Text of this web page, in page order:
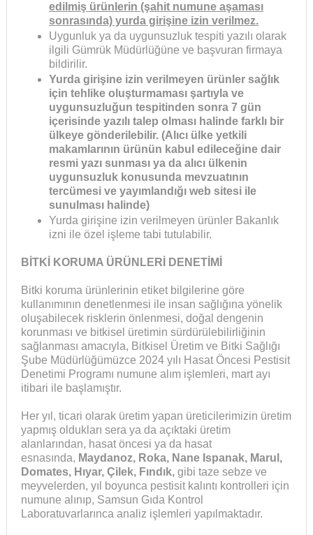
edilmiş ürünlerin (şahit numune aşaması
sonrasında) yurda girişine izin verilmez.
Uygunluk ya da uygunsuzluk tespiti yazılı olarak
ilgili Gümrük Müdürlüğüne ve başvuran firmaya
bildirilir.
Yurda girişine izin verilmeyen ürünler sağlık
için tehlike oluşturmaması şartıyla ve
uygunsuzluğun tespitinden sonra 7 gün
içerisinde yazılı talep olması halinde farklı bir
ülkeye gönderilebilir. (Alıcı ülke yetkili
makamlarının ürünün kabul edileceğine dair
resmi yazı sunması ya da alıcı ülkenin
uygunsuzluk konusunda mevzuatının
tercümesi ve yayımlandığı web sitesi ile
sunulması halinde)
Yurda girişine izin verilmeyen ürünler Bakanlık
izni ile özel işleme tabi tutulabilir.
BİTKİ KORUMA ÜRÜNLERİ DENETİMİ
Bitki koruma ürünlerinin etiket bilgilerine göre
kullanımının denetlenmesi ile insan sağlığına yönelik
oluşabilecek risklerin önlenmesi, doğal dengenin
korunması ve bitkisel üretimin sürdürülebilirliğinin
sağlanması amacıyla, Bitkisel Üretim ve Bitki Sağlığı
Şube Müdürlüğümüzce 2024 yılı Hasat Öncesi Pestisit
Denetimi Programı numune alım işlemleri, mart ayı
itibari ile başlamıştır.
Her yıl, ticari olarak üretim yapan üreticilerimizin üretim
yapmış oldukları sera ya da açıktaki üretim
alanlarından, hasat öncesi ya da hasat
esnasında, Maydanoz, Roka, Nane Ispanak, Marul,
Domates, Hıyar, Çilek, Fındık,gibi taze sebze ve
meyvelerden, yıl boyunca pestisit kalıntı kontrolleri için
numune alınıp, Samsun Gıda Kontrol
Laboratuvarlarınca analiz işlemleri yapılmaktadır.